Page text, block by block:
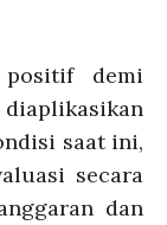
demi
saat ini,
secara
dan